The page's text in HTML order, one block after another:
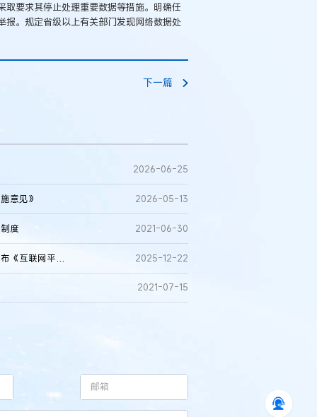
要求其停止处理重要数据等措施。明确任
报。规定省级以上有关部门发现网络数据处
下一篇
2026-06-25
意见》 2026-05-13
度 2021-06-30
国家发展改革委、市场监管总局、国家网信办等三部门联合发布《互联网平台价格行为规则》 2025-12-22
2021-07-15